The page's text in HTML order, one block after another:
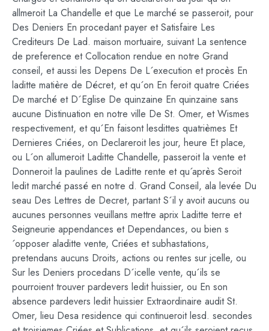
allmeroit La Chandelle et que Le marché se passeroit, pour
Des Deniers En procedant payer et Satisfaire Les
Crediteurs De Lad. maison mortuaire, suivant La sentence
de preference et Collocation rendue en notre Grand
conseil, et aussi les Depens De L´execution et procès En
laditte matière de Décret, et qu´on En feroit quatre Criées
De marché et D´Eglise De quinzaine En quinzaine sans
aucune Distinuation en notre ville De St. Omer, et Wismes
respectivement, et qu´En faisont lesdittes quatrièmes Et
Dernieres Criées, on Declareroit les jour, heure Et place,
ou L´on allumeroit Laditte Chandelle, passeroit la vente et
Donneroit la paulines de Laditte rente et qu´après Seroit
ledit marché passé en notre d. Grand Conseil, ala levée Du
seau Des Lettres de Decret, partant S´il y avoit aucuns ou
aucunes personnes veuillans mettre aprix Laditte terre et
Seigneurie appendances et Dependances, ou bien s
´opposer aladitte vente, Criées et subhastations,
pretendans aucuns Droits, actions ou rentes sur jcelle, ou
Sur les Deniers procedans D´icelle vente, qu´ils se
pourroient trouver pardevers ledit huissier, ou En son
absence pardevers ledit huissier Extraordinaire audit St.
Omer, lieu Desa residence qui continueroit lesd. secondes